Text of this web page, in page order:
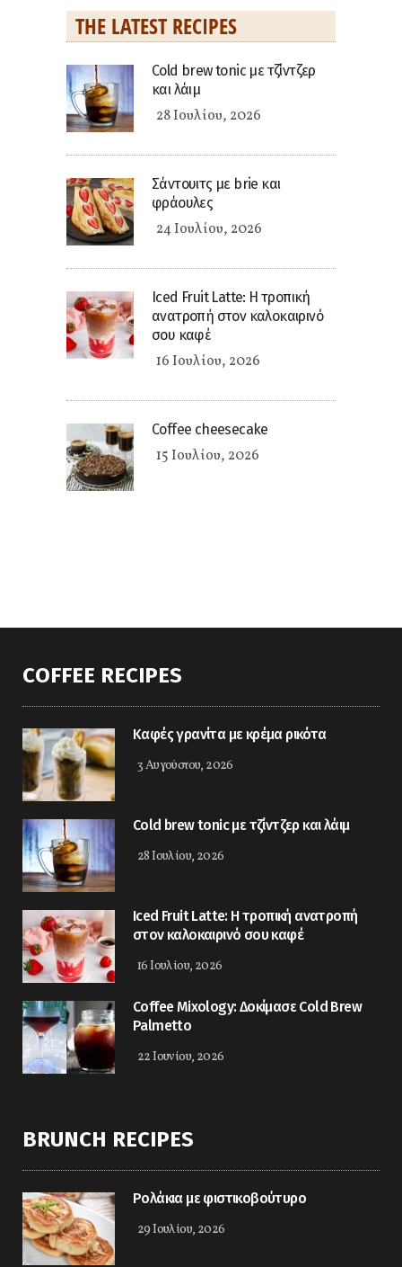
THE LATEST RECIPES
Cold brew tonic με τζίντζερ
και λάιμ
28 Ιουλίου, 2026
Σάντουιτς με brie και
φράουλες
24 Ιουλίου, 2026
Iced Fruit Latte: Η τροπική
ανατροπή στον καλοκαιρινό
σου καφέ
16 Ιουλίου, 2026
Coffee cheesecake
15 Ιουλίου, 2026
COFFEE RECIPES
Καφές γρανίτα με κρέμα ρικότα
3 Αυγούστου, 2026
Cold brew tonic με τζίντζερ και λάιμ
28 Ιουλίου, 2026
Iced Fruit Latte: Η τροπική ανατροπή
στον καλοκαιρινό σου καφέ
16 Ιουλίου, 2026
Coffee Mixology: Δοκίμασε Cold Brew
Palmetto
22 Ιουνίου, 2026
BRUNCH RECIPES
Ρολάκια με φιστικοβούτυρο
29 Ιουλίου, 2026